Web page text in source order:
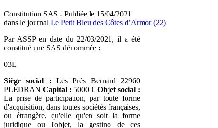
Constitution SAS - Publiée le 15/04/2021
dans le journal Le Petit Bleu des Côtes d’Armor (22)
Par ASSP en date du 22/03/2021, il a été
constitué une SAS dénommée :
03L
Siège social : Les Prés Bernard 22960
PLÉDRANCapital : 5000 € Objet social :
La prise de participation, par toute forme
d'acquisition, dans toutes sociétés françaises,
ou étrangère, qu'elle qu'en soit la forme
juridique ou l'objet, la gestino de ces